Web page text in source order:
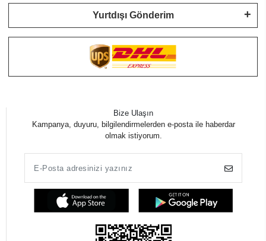
Yurtdışı Gönderim
Bize Ulaşın
Kampanya, duyuru, bilgilendirmelerden e-posta ile haberdar
olmak istiyorum.